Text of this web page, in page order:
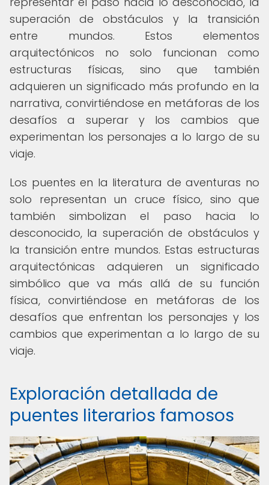
superación de obstáculos y la transición
entre mundos. Estos elementos
arquitectónicos no solo funcionan como
estructuras físicas, sino que también
adquieren un significado más profundo en la
narrativa, convirtiéndose en metáforas de los
desafíos a superar y los cambios que
experimentan los personajes a lo largo de su
viaje.
Los puentes en la literatura de aventuras no
solo representan un cruce físico, sino que
también simbolizan el paso hacia lo
desconocido, la superación de obstáculos y
la transición entre mundos. Estas estructuras
arquitectónicas adquieren un significado
simbólico que va más allá de su función
física, convirtiéndose en metáforas de los
desafíos que enfrentan los personajes y los
cambios que experimentan a lo largo de su
viaje.
Exploración detallada de
puentes literarios famosos